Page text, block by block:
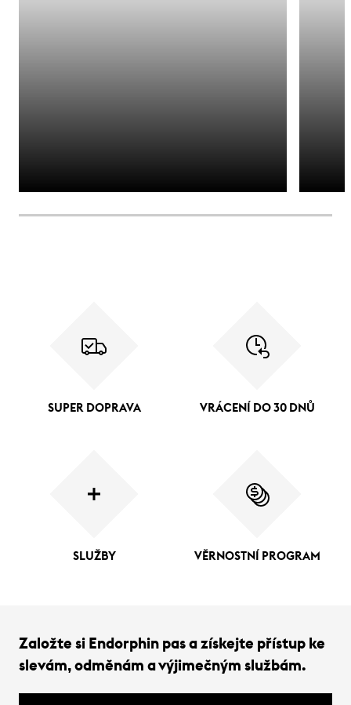
SUPER DOPRAVA VRÁCENÍ DO 30 DNŮ
SLUŽBY VĚRNOSTNÍ PROGRAM
Založte si Endorphin pas a získejte přístup ke
slevám, odměnám a výjimečným službám.